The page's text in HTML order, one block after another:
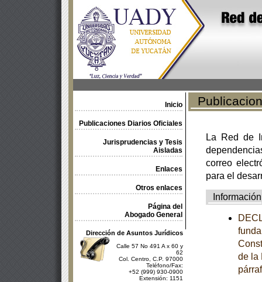
Inicio
Publicaciones Diarios Oficiales
Jurisprudencias y Tesis
Aisladas
Enlaces
Otros enlaces
Página del
Abogado General
Dirección de Asuntos Jurídicos
Calle 57 No 491 A x 60 y
62
Col. Centro, C.P. 97000
Teléfono/Fax:
+52 (999) 930-0900
Extensión: 1151
La Red de
correo
para el
Información
de la